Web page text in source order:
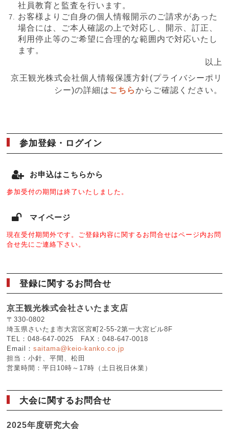
社員教育と監査を行います。
お客様よりご自身の個人情報開示のご請求があった
場合には、ご本人確認の上で対応し、開示、訂正、
利用停止等のご希望に合理的な範囲内で対応いたし
ます。
以上
京王観光株式会社個人情報保護方針(プライバシーポリ
シー)の​​詳細は こちらからご確認ください。
参加登録・ログイン
お申込はこちらから
参加受付の期間は終了いたしました。
マイページ
現在受付期間外です。ご登録内容に関するお問合せはページ内お問
合せ先にご連絡下さい。
登録に関するお問合せ
京王観光株式会社さいたま支店
〒330-0802
埼玉県さいたま市大宮区宮町2-55-2第一大宮ビル8F
TEL：048-647-0025 FAX：048-647-0018
Email： saitama@keio-kanko.co.jp
担当：小針、平間、松田
営業時間：平日10時～17時（土日祝日休業）
大会に関するお問合せ
2025年度研究大会